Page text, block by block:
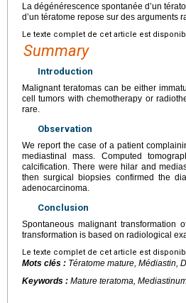
La dégénérescence spontanée d’un
d’un tératome repose sur des
Le texte complet de cet article est
Summary
Introduction
Malignant teratomas can be either
cell tumors with chemotherapy or
rare.
Observation
We report the case of a patient
mediastinal mass. Computed
calcification. There were hilar and
then surgical biopsies confirmed the
adenocarcinoma.
Conclusion
Spontaneous malignant transformation
transformation is based on radiological
Le texte complet de cet article est
Mots clés : Tératome mature, Médiastin,
Keywords : Mature teratoma,